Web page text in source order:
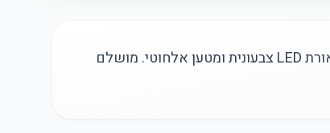
מנורת לילה ניידת עם רמקול Bluetooth, תאורת LED צבעונית ומטען אלחוטי. מושלם